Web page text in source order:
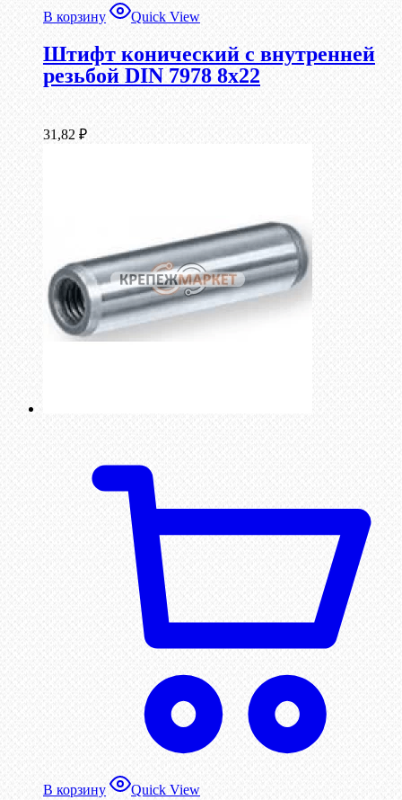
В корзину Quick View
Штифт конический с внутренней
резьбой DIN 7978 8х22
31,82 ₽
В корзину Quick View